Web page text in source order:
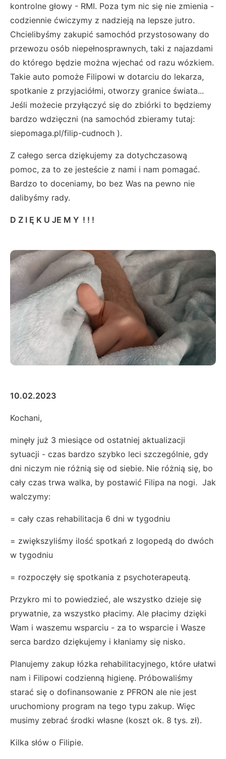
kontrolne głowy - RMI. Poza tym nic się nie zmienia -
codziennie ćwiczymy z nadzieją na lepsze jutro.
Chcielibyśmy zakupić samochód przystosowany do
przewozu osób niepełnosprawnych, taki z najazdami
do którego będzie można wjechać od razu wózkiem.
Takie auto pomoże Filipowi w dotarciu do lekarza,
spotkanie z przyjaciółmi, otworzy granice świata...
Jeśli możecie przyłączyć się do zbiórki to będziemy
bardzo wdzięczni (na samochód zbieramy tutaj:
siepomaga.pl/filip-cudnoch ).
Z całego serca dziękujemy za dotychczasową
pomoc, za to ze jesteście z nami i nam pomagać.
Bardzo to doceniamy, bo bez Was na pewno nie
dalibyśmy rady.
D Z I Ę K U JE M Y ! ! !
10.02.2023
Kochani,
minęły już 3 miesiące od ostatniej aktualizacji
sytuacji - czas bardzo szybko leci szczególnie, gdy
dni niczym nie różnią się od siebie. Nie różnią się, bo
cały czas trwa walka, by postawić Filipa na nogi. Jak
walczymy:
= cały czas rehabilitacja 6 dni w tygodniu
= zwiększyliśmy ilość spotkań z logopedą do dwóch
w tygodniu
= rozpoczęły się spotkania z psychoterapeutą.
Przykro mi to powiedzieć, ale wszystko dzieje się
prywatnie, za wszystko płacimy. Ale płacimy dzięki
Wam i waszemu wsparciu - za to wsparcie i Wasze
serca bardzo dziękujemy i kłaniamy się nisko.
Planujemy zakup łózka rehabilitacyjnego, które ułatwi
nam i Filipowi codzienną higienę. Próbowaliśmy
starać się o dofinansowanie z PFRON ale nie jest
uruchomiony program na tego typu zakup. Więc
musimy zebrać środki własne (koszt ok. 8 tys. zł).
Kilka słów o Filipie.